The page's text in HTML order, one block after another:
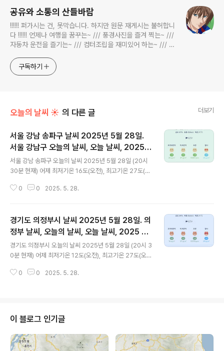
공유와 소통의 산들바람
!!!!!! 퍼가시는 건, 못막습니다. 하지만 원문 재게시는 불허합니
다 !!!!!! 언제나 여행을 꿈꾸는~ /// 풍경사진을 즐겨 찍는~ ///
자동차 운전을 즐기는~ /// 컴터조립을 재미있어 하는~ /// 고
식하는 미드가 있는~ /// 사회적 이슈에 발언하는~ 不老巨
구독하기
오늘의 날씨 ☀ 의 다른 글 더보기
서울 강남 송파구 날씨 2025년 5월 28일.
서울 강남구 오늘의 날씨, 오늘 날씨, 2025 0
528, 초미세먼지, 미세먼지, 황사, 자외선
서울 강남 송파구 오늘의 날씨 2025년 5월 28일 (20시
30분 현재) 어제 최저기온 16도(오전), 최고기온 27도(오
보다 1도 높은 최저기온이고 어제와 같은 최고기온입니다
16시 하루 중 최고기온입니다 * 눈비 올 확률은 위 이미
지에서 시간별 기상 상태 참조 대기상황 공기질은어
제초미세먼지 보통 = 29 ㎍/m³ 미세먼지는 보통 = 48
㎍/m³ 황사는 보통 = 32 ㎍/m³ 자외선 (오후) = 나쁨
오늘 초미세먼지 보통 = 26 ㎍/m³ 미세먼지는 보통 = 3
7 ㎍/m³ 황사는 보통 =..
0 0 2025. 5. 28.
경기도 의정부시 날씨 2025년 5월 28일. 의
정부 날씨, 오늘의 날씨, 오늘 날씨, 2025 05
28, 초미세먼지, 미세먼지, 황사, 자외선
경기도 의정부시 오늘의 날씨 2025년 5월 28일 (20시 3
0분 현재) 어제 최저기온 12도(오전), 최고기온 27도(오
보다 1도 높은 최저기온이고 어제와 같은 최고기온입니다
별 기상 상태 참조 대기상황 공기질은어제 초미세먼지
좋음 = 14 ㎍/m³ 미세먼지는 보통 = 49 ㎍/m³ 황사는
보통 = 32 ㎍/m³ 자외선 (오후) = 나쁨 오늘 초미세먼지
보통 = 16 ㎍/m³ 미세먼지는 보통 = 37 ㎍/m³ 황사는
0 0 2025. 5. 28.
이 블로그 인기글